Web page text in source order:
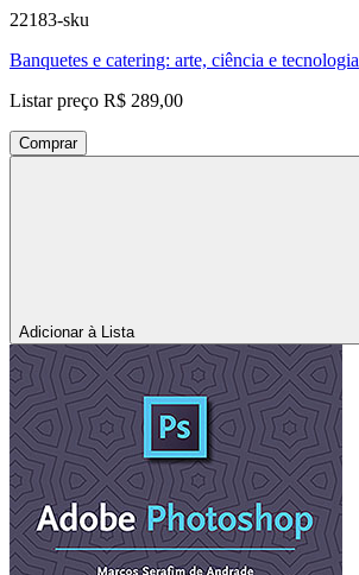
22183-sku
Banquetes e catering: arte, ciência e tecnologia
Listar preço R$ 289,00
Comprar
Adicionar à Lista